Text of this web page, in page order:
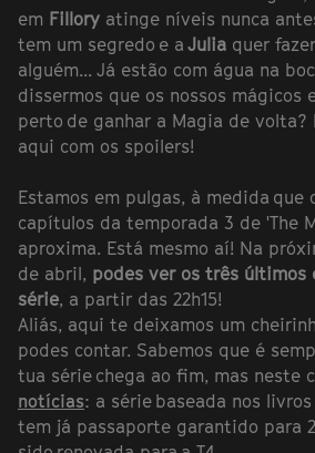
em Fillory atinge níveis nunca
tem um segredo e a Julia quer
alguém... Já estão com água na
dissermos que os nossos mágicos
perto de ganhar a Magia de volta?
aqui com os spoilers!
Estamos em pulgas, à medida que
capítulos da temporada 3 de 'The
aproxima. Está mesmo aí! Na
de abril, podes ver os três últimos
série, a partir das 22h15!
Aliás, aqui te deixamos um
podes contar. Sabemos que é
tua série chega ao fim, mas neste
notícias: a série baseada nos
tem já passaporte garantido para